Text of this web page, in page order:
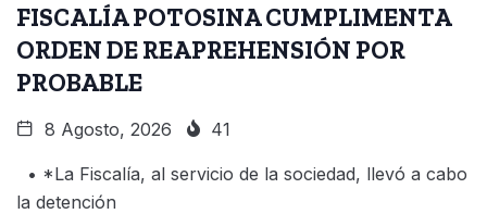
FISCALÍA POTOSINA CUMPLIMENTA
ORDEN DE REAPREHENSIÓN POR
PROBABLE
8 Agosto, 2026 41
• *La Fiscalía, al servicio de la sociedad, llevó a cabo
la detención